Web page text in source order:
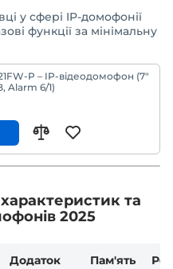
у сфері IP-домофонії
функції за мінімальну
P – IP-відеодомофон (7"
Alarm 6/1)
та
2025
Додаток Пам'ять